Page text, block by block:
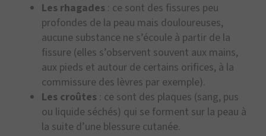
Les rhagades : ce sont des fissures peu
profondes de la peau mais douloureuses,
aucune substance ne s’écoule à partir de la
fissure (elles s’observent souvent aux mains,
aux pieds et autour de certains orifices, à la
commissure des lèvres par exemple).
Les croûtes : ce sont des plaques (sang, pus
ou liquide séchés) qui se forment sur la peau à
la suite d’une blessure cutanée.